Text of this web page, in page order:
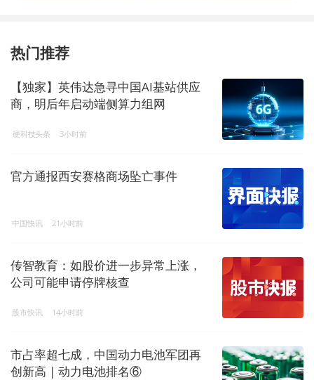
热门推荐
【独家】英伟达急寻中国AI基站供应
商，明后年启动端侧算力组网
硬科技头条 3小时前
官方通报西安赛格商场坠亡事件
中国快讯 21小时前
传智教育：如股价进一步异常上涨，
公司可能申请停牌核查
股市快讯 14小时前
市占率超七成，中国动力电池军团再
创新高 | 动力电池排名⑥